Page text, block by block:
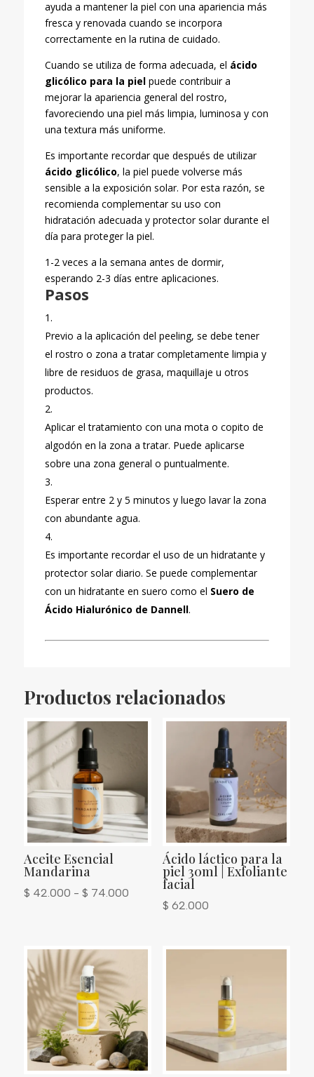
ayuda a mantener la piel con una apariencia más
fresca y renovada cuando se incorpora
correctamente en la rutina de cuidado.
Cuando se utiliza de forma adecuada, el ácido
glicólico para la pielpuede contribuir a
mejorar la apariencia general del rostro,
favoreciendo una piel más limpia, luminosa y con
una textura más uniforme.
Es importante recordar que después de utilizar
ácido glicólico, la piel puede volverse más
sensible a la exposición solar. Por esta razón, se
recomienda complementar su uso con
hidratación adecuada y protector solar durante el
día para proteger la piel.
1-2 veces a la semana antes de dormir,
esperando 2-3 días entre aplicaciones.
Pasos
Previo a la aplicación del peeling, se debe tener
el rostro o zona a tratar completamente limpia y
libre de residuos de grasa, maquillaje u otros
productos.
Aplicar el tratamiento con una mota o copito de
algodón en la zona a tratar. Puede aplicarse
sobre una zona general o puntualmente.
Esperar entre 2 y 5 minutos y luego lavar la zona
con abundante agua.
Es importante recordar el uso de un hidratante y
protector solar diario. Se puede complementar
con un hidratante en suero como el Suero de
Ácido Hialurónico de Dannell.
Productos relacionados
Aceite Esencial
Mandarina
$ 42.000 - $ 74.000Rango
desde
$ 74.000
Ácido láctico para la
piel 30ml | Exfoliante
facial
$ 62.000